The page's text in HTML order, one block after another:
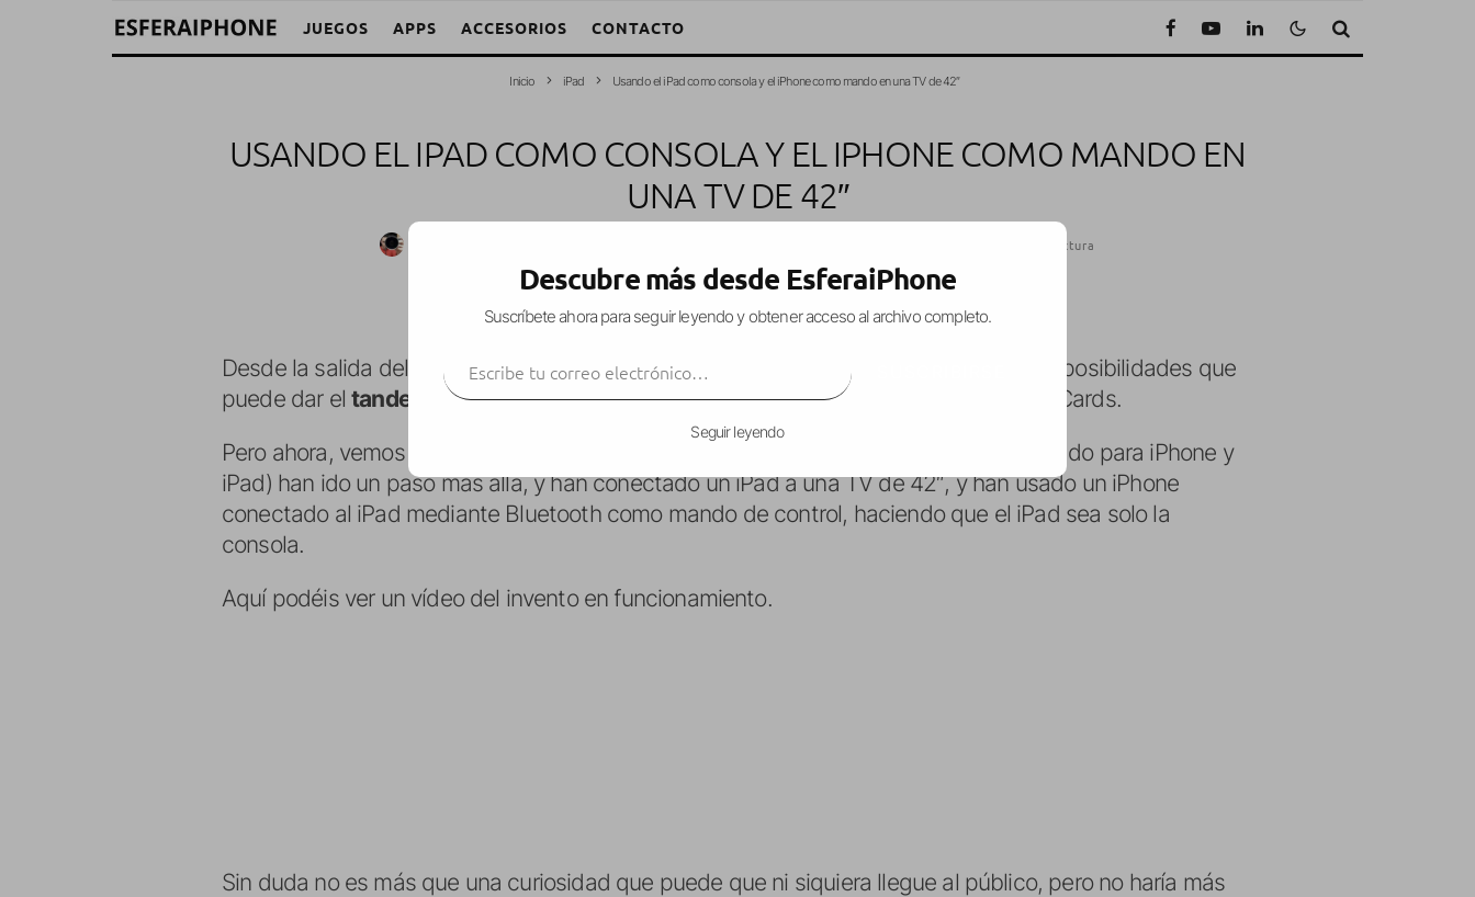
JUEGOS APPS ACCESORIOS CONTACTO
Inicio iPad Usando el iPad como consola y el iPhone como mando en una TV de 42″
USANDO EL IPAD COMO CONSOLA Y EL IPHONE COMO MANDO EN
UNA TV DE 42″
1 Minuto de lectura
Desde la salida del iPad en EEUU, varios desarrolladores han «coqueteando» con las posibilidades que
puede dar eltandem de iPad + iPhone, como por ejemplo en el juego Scrabble o IsoCards.
Pero ahora, vemos que los creadores de
(juego que está siendo desarrollado para iPhone y
iPad) han ido un paso más allá, y han conectado un iPad a una TV de 42″, y han usado un iPhone
conectado al iPad mediante Bluetooth como mando de control, haciendo que el iPad sea solo la
consola.
Aquí podéis ver un vídeo del invento en funcionamiento.
Sin duda no es más que una curiosidad que puede que ni siquiera llegue al público, pero no haría más
Descubre más desde EsferaiPhone
Suscríbete ahora para seguir leyendo y obtener acceso al archivo completo.
Seguir leyendo